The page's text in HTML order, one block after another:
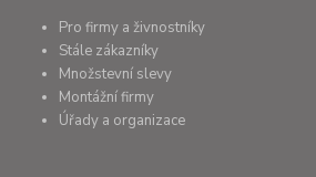
Pro firmy a živnostníky
Stále zákazníky
Množstevní slevy
Montážní firmy
Úřady a organizace